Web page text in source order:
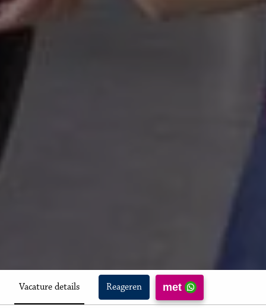
Vacature details Reageren met